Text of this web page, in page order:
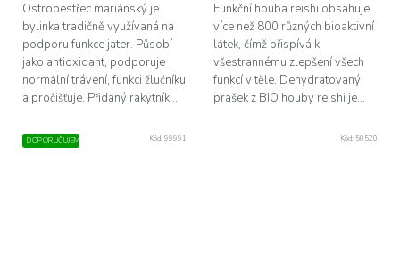
Ostropestřec mariánský je
bylinka tradičně využívaná na
podporu funkce jater. Působí
jako antioxidant, podporuje
normální trávení, funkci žlučníku
a pročišťuje. Přidaný rakytník...
Funkční houba reishi obsahuje
více než 800 různých bioaktivní
látek, čímž přispívá k
všestrannému zlepšení všech
funkcí v těle. Dehydratovaný
prášek z BIO houby reishi je...
DOPORUČUJEME Kód: 99991 Kód: 50520